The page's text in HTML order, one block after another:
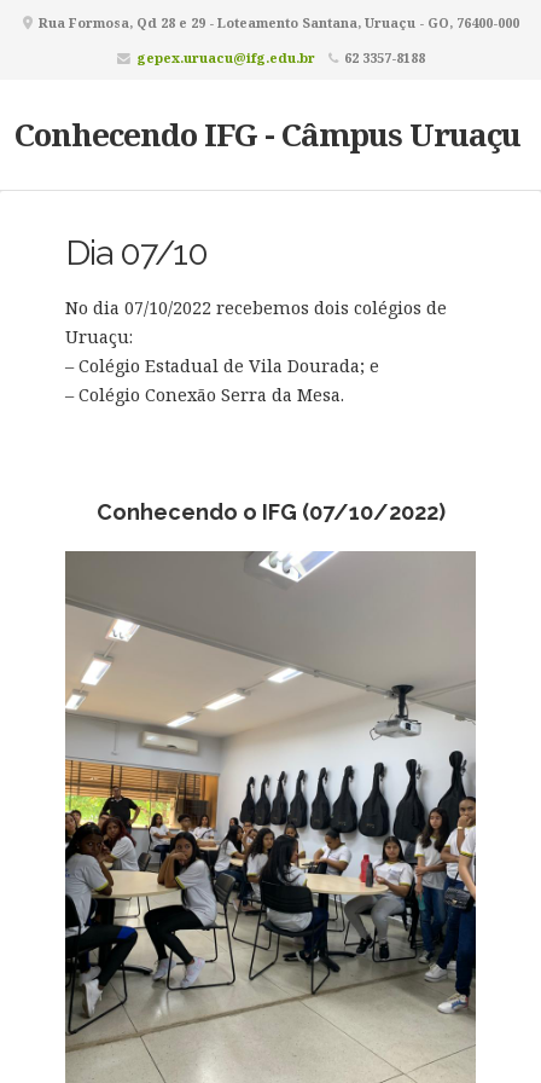
Rua Formosa, Qd 28 e 29 - Loteamento Santana, Uruaçu - GO, 76400-000
gepex.uruacu@ifg.edu.br
62 3357-8188
Conhecendo IFG - Câmpus Uruaçu
Dia 07/10
No dia 07/10/2022 recebemos dois colégios de
Uruaçu:
– Colégio Estadual de Vila Dourada; e
– Colégio Conexão Serra da Mesa.
Conhecendo o IFG (07/10/2022)